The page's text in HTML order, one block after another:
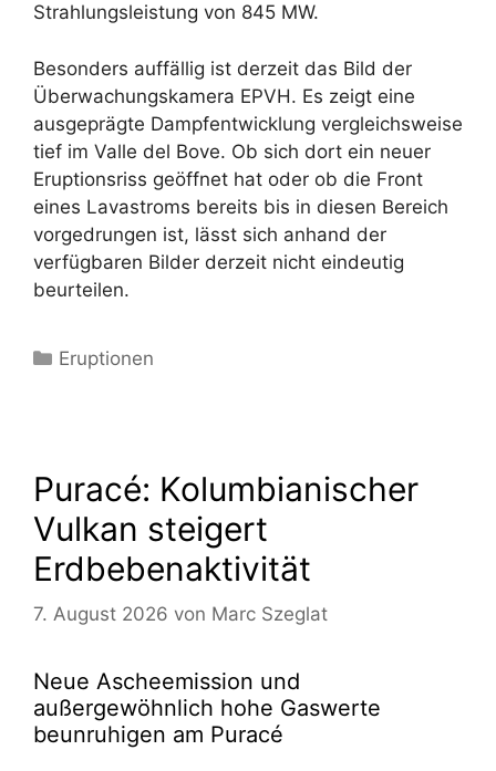
Strahlungsleistung von 845 MW.
Besonders auffällig ist derzeit das Bild der
Überwachungskamera EPVH. Es zeigt eine
ausgeprägte Dampfentwicklung vergleichsweise
tief im Valle del Bove. Ob sich dort ein neuer
Eruptionsriss geöffnet hat oder ob die Front
eines Lavastroms bereits bis in diesen Bereich
vorgedrungen ist, lässt sich anhand der
verfügbaren Bilder derzeit nicht eindeutig
beurteilen.
Kategorien
Eruptionen
Puracé: Kolumbianischer
Vulkan steigert
Erdbebenaktivität
7. August 2026 von Marc Szeglat
Neue Ascheemission und
außergewöhnlich hohe Gaswerte
beunruhigen am Puracé